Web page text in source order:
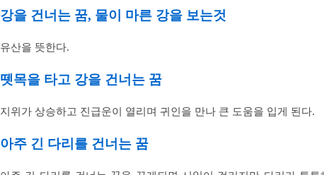
강을 건너는 꿈, 물이 마른 강을 보는것
유산을 뜻한다.
뗏목을 타고 강을 건너는 꿈
지위가 상승하고 진급운이 열리며 귀인을 만나 큰 도움을 입게 된다.
아주 긴 다리를 건너는 꿈